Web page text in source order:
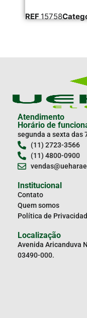
REF 15758
Atendimento
Horário de
segunda a sexta das
(11) 2723-3566
(11) 4800-0900
Institucional
Contato
Quem somos
Política de
Localização
Avenida Aricanduva
03490-000.